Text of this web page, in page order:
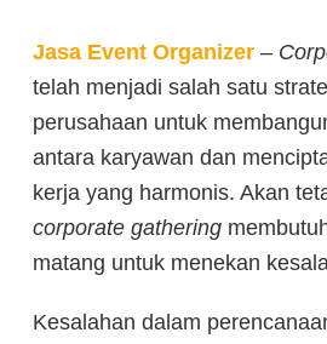
Jasa Event Organizer –
telah menjadi salah satu
perusahaan untuk
antara karyawan dan
kerja yang harmonis. Akan
corporate gathering
matang untuk menekan
Kesalahan dalam